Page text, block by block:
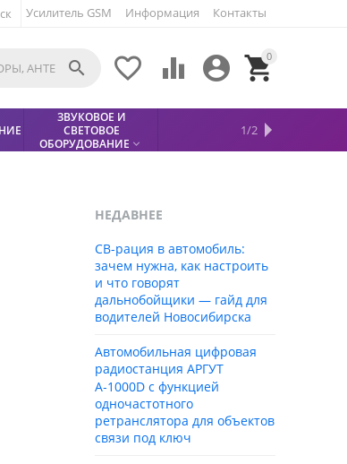
Усилитель GSM Информация Контакты
0


 

ЗВУКОВОЕ И
СВЕТОВОЕ
ОБОРУДОВАНИЕ 
МЕТАЛЛОДЕТЕКТОР
СФИНКС (SPHINX)
БЕЗОПАСНОСТЬ 
КИСЛОТНЫЕ
АККУМУЛЯТОРЫ 
1/2
НЕДАВНЕЕ
CB-рация в автомобиль:
зачем нужна, как настроить
и что говорят
дальнобойщики — гайд для
водителей Новосибирска
Автомобильная цифровая
радиостанция АРГУТ
А‑1000D с функцией
одночастотного
ретранслятора для объектов
связи под ключ